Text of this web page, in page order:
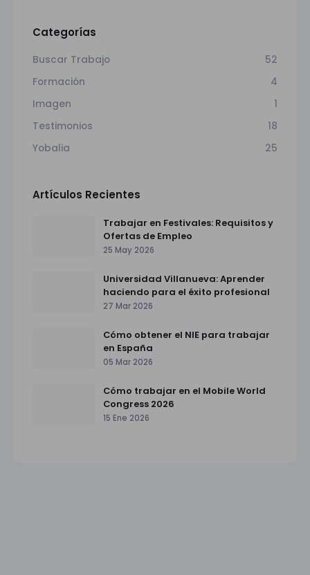
Categorías
Buscar Trabajo
52
Formación
4
Imagen
1
Testimonios
18
Yobalia
25
Artículos Recientes
Trabajar en Festivales: Requisitos y
Ofertas de Empleo
25 May 2026
Universidad Villanueva: Aprender
haciendo para el éxito profesional
27 Mar 2026
Cómo obtener el NIE para trabajar
en España
05 Mar 2026
Cómo trabajar en el Mobile World
Congress 2026
15 Ene 2026